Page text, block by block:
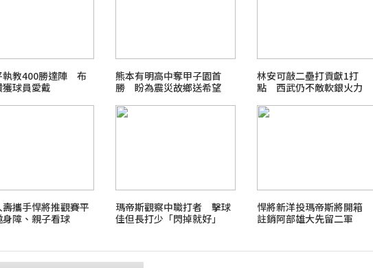
職場菜鳥生存
2026 FIFA世界盃足球賽
最新霸凌新聞事件！零容忍
執教400勝達陣 布
球員愛戴
熊本有明高中奪甲子園首
勝 盼為震災故鄉送希望
林安可敲二壘打貢獻1打
點 西武仍不敵軟銀火力
攜手悍將推觀賽平
障、親子看球
瑪帝斯觀察中職打者 擊球
佳但長打少「閃掉就好」
悍將新洋投瑪帝斯將開箱
註銷阿部雄大先留二軍